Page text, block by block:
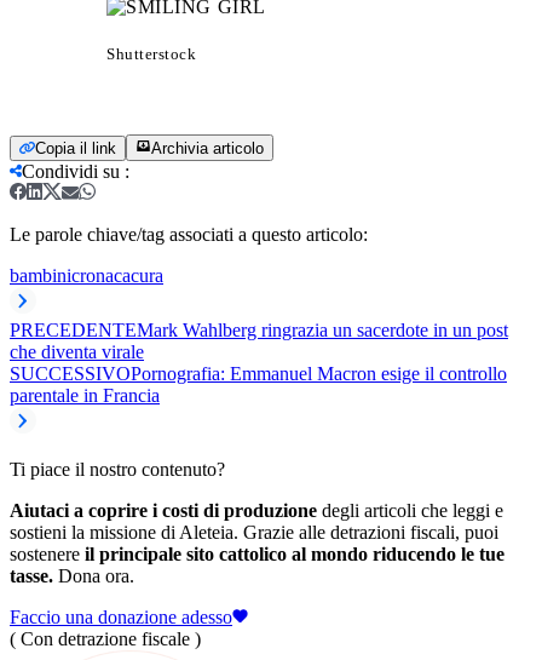
Shutterstock
Copia il link Archivia articolo
Condividi su :
Le parole chiave/tag associati a questo articolo:
bambinicronacacura
PRECEDENTEMark Wahlberg ringrazia un sacerdote in un post
che diventa virale
SUCCESSIVOPornografia: Emmanuel Macron esige il controllo
parentale in Francia
Ti piace il nostro contenuto?
Aiutaci a coprire i costi di produzione degli articoli che leggi e
sostieni la missione di Aleteia. Grazie alle detrazioni fiscali, puoi
sostenere il principale sito cattolico al mondo riducendo le tue
tasse. Dona ora.
Faccio una donazione adesso
( Con detrazione fiscale )